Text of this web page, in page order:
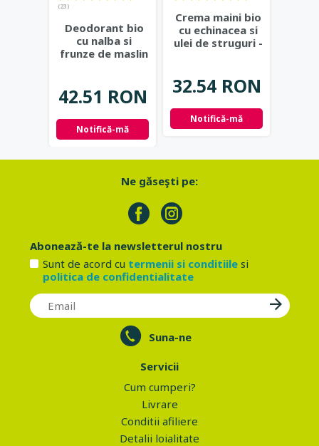
(23)
Deodorant bio
cu nalba si
frunze de maslin
42.51 RON
Notifică-mă
Crema maini bio
cu echinacea si
ulei de struguri -
32.54 RON
Notifică-mă
Ne găseşti pe:
Abonează-te la newsletterul nostru
Sunt de acord cu termenii si conditiilesi
politica de confidentialitate
Suna-ne
Servicii
Cum cumperi?
Livrare
Conditii afiliere
Detalii loialitate